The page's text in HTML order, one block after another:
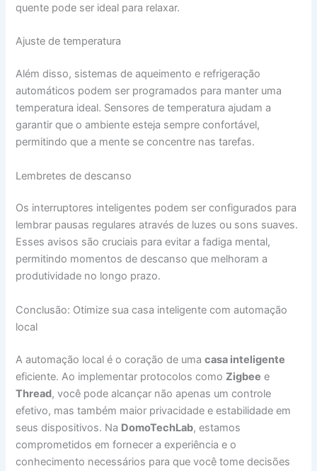
quente pode ser ideal para relaxar.
Ajuste de temperatura
Além disso, sistemas de aqueimento e refrigeração
automáticos podem ser programados para manter uma
temperatura ideal. Sensores de temperatura ajudam a
garantir que o ambiente esteja sempre confortável,
permitindo que a mente se concentre nas tarefas.
Lembretes de descanso
Os interruptores inteligentes podem ser configurados para
lembrar pausas regulares através de luzes ou sons suaves.
Esses avisos são cruciais para evitar a fadiga mental,
permitindo momentos de descanso que melhoram a
produtividade no longo prazo.
Conclusão: Otimize sua casa inteligente com automação
local
A automação local é o coração de umacasa inteligente
eficiente. Ao implementar protocolos comoZigbee e
Thread, você pode alcançar não apenas um controle
efetivo, mas também maior privacidade e estabilidade em
seus dispositivos. Na DomoTechLab, estamos
comprometidos em fornecer a experiência e o
conhecimento necessários para que você tome decisões